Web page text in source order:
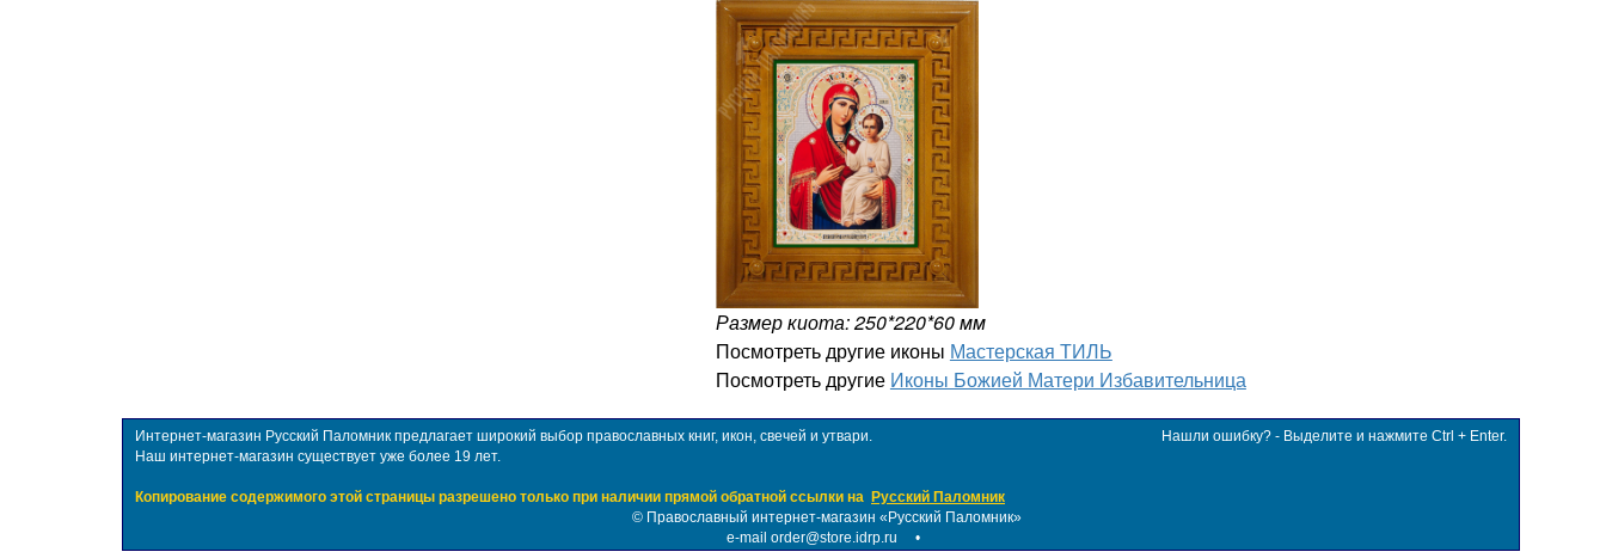
Размер киота: 250*220*60 мм
Посмотреть другие иконы Мастерская ТИЛЬ
Посмотреть другие Иконы Божией Матери Избавительница
Интернет-магазин Русский Паломник предлагает широкий выбор православных книг, икон, свечей и утвари.
Наш интернет-магазин существует уже более 19 лет.
Копирование содержимого этой страницы разрешено только при наличии прямой обратной ссылки на Русский Паломник
Нашли ошибку? - Выделите и нажмите Ctrl + Enter.
© Православный интернет-магазин «Русский Паломник»
e-mail order@store.idrp.ru •